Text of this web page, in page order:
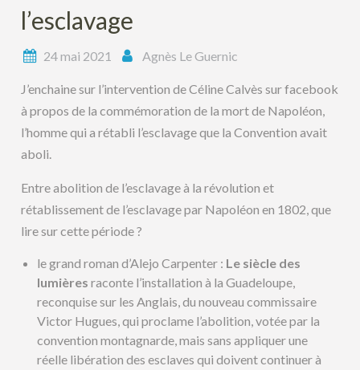
l’esclavage
24 mai 2021 Agnès Le Guernic
J’enchaine sur l’intervention de Céline Calvès sur facebook
à propos de la commémoration de la mort de Napoléon,
l’homme qui a rétabli l’esclavage que la Convention avait
aboli.
Entre abolition de l’esclavage à la révolution et
rétablissement de l’esclavage par Napoléon en 1802, que
lire sur cette période ?
le grand roman d’Alejo Carpenter : Le siècle des
lumières raconte l’installation à la Guadeloupe,
reconquise sur les Anglais, du nouveau commissaire
Victor Hugues, qui proclame l’abolition, votée par la
convention montagnarde, mais sans appliquer une
réelle libération des esclaves qui doivent continuer à